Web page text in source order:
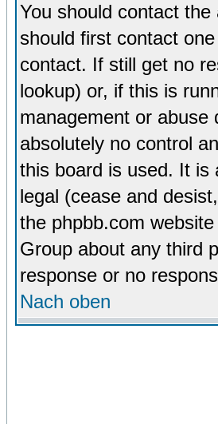
You should contact
should first contact
contact. If still get no
lookup) or, if this is
management or
absolutely no control
this board is used. It is
legal (cease and
the phpbb.com
Group about any third
response or no
Nach oben